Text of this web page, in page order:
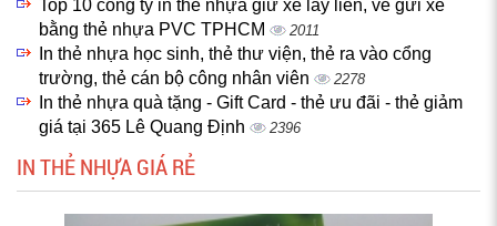
Top 10 công ty in thẻ nhựa giữ xe lấy liền, vé gửi xe
bằng thẻ nhựa PVC TPHCM
2011
In thẻ nhựa học sinh, thẻ thư viện, thẻ ra vào cổng
trường, thẻ cán bộ công nhân viên
2278
In thẻ nhựa quà tặng - Gift Card - thẻ ưu đãi - thẻ giảm
giá tại 365 Lê Quang Định
2396
IN THẺ NHỰA GIÁ RẺ